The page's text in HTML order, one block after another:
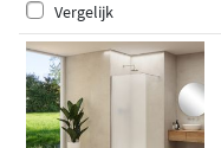
Vergelijk